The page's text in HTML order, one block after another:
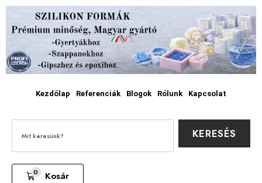
Kezdőlap Referenciák Blogok Rólunk Kapcsolat
KERESÉS
0 Kosár